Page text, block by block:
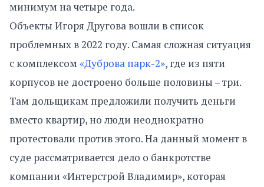
минимум на четыре года.
Объекты Игоря Другова вошли в список
проблемных в 2022 году. Самая сложная ситуация
с комплексом«Дуброва парк-2», где из пяти
корпусов не достроено больше половины – три.
Там дольщикам предложили получить деньги
вместо квартир, но люди неоднократно
протестовали против этого. На данный момент в
суде рассматривается дело о банкротстве
компании «Интерстрой Владимир», которая